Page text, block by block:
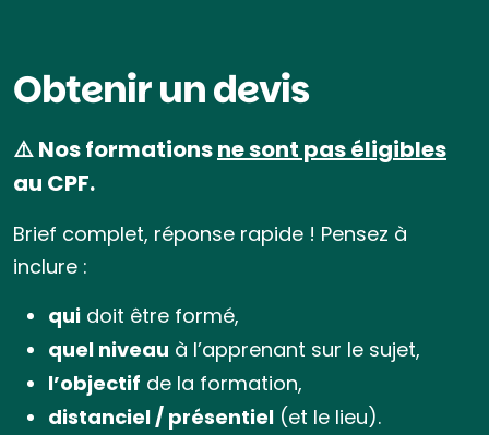
Obtenir un devis
⚠️ Nos formationsne sont pas éligibles
au CPF.
Brief complet, réponse rapide ! Pensez à
inclure :
qui doit être formé,
quel niveau à l’apprenant sur le sujet,
l’objectif de la formation,
distanciel / présentiel (et le lieu).